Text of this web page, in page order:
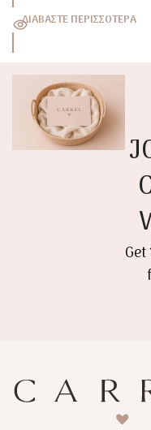
ΔΙΑΒΆΣΤΕ ΠΕΡΙΣΣΌΤΕΡΑ